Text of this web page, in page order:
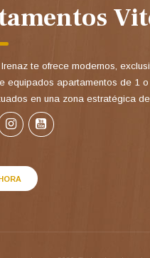
te ofrece modernos,
equipados apartamentos de 1 o
en una zona estratégica